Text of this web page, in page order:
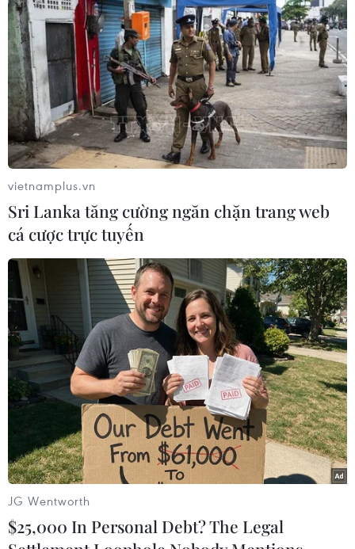
Một tàu cá cùng 12 ngư dân trôi dạt trên
vùng biển Trường Sa
07/12/2016 11:02
Tàu cá KH 98578-TS bị gãy chân vịt, trôi trên khu vực
cách đảo Quế Đường thuộc quần đảo Trường Sa
khoảng hơn 90 hải lý về hướng Đông Nam.
vietnamplus.vn
Sri Lanka tăng cường ngăn chặn trang web
cá cược trực tuyến
JG Wentworth
$25,000 In Personal Debt? The Legal